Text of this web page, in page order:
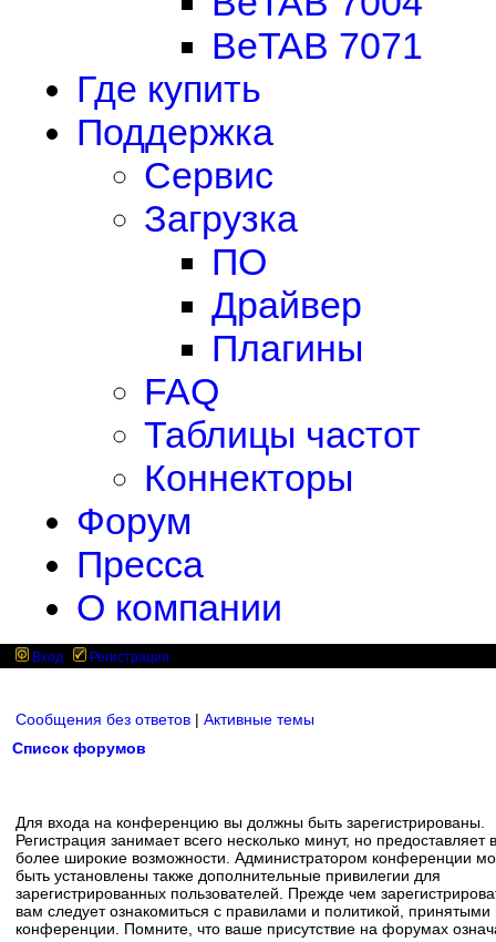
BeTAB 7071
Где купить
Поддержка
Сервис
Загрузка
ПО
Драйвер
Плагины
FAQ
Таблицы частот
Коннекторы
Форум
Пресса
О компании
Вход Регистрация
Сообщения без ответов | Активные темы
Список форумов
Для входа на конференцию вы должны быть зарегистрированы.
Регистрация занимает всего несколько минут, но предоставляет
более широкие возможности. Администратором конференции
быть установлены также дополнительные привилегии для
зарегистрированных пользователей. Прежде чем
вам следует ознакомиться с правилами и политикой, принятыми
конференции. Помните, что ваше присутствие на форумах